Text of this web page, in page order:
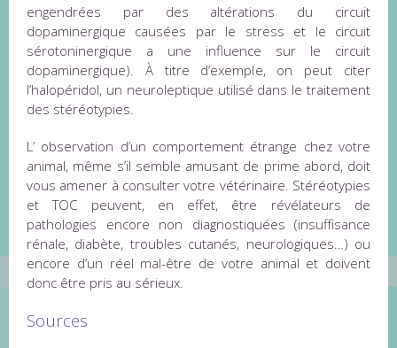
engendrées par des altérations du circuit
dopaminergique causées par le stress et le circuit
sérotoninergique a une influence sur le circuit
dopaminergique). À titre d’exemple, on peut citer
l’halopéridol, un neuroleptique utilisé dans le traitement
des stéréotypies.
L’ observation d’un comportement étrange chez votre
animal, même s’il semble amusant de prime abord, doit
vous amener à consulter votre vétérinaire. Stéréotypies
et TOC peuvent, en effet, être révélateurs de
pathologies encore non diagnostiquées (insuffisance
rénale, diabète, troubles cutanés, neurologiques…) ou
encore d’un réel mal-être de votre animal et doivent
donc être pris au sérieux.
Sources